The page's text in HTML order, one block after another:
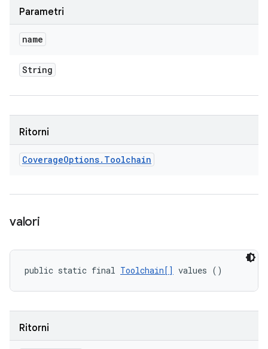
Parametri
name
String
Ritorni
CoverageOptions. Toolchain
valori
public static final Toolchain[] values ()
Ritorni